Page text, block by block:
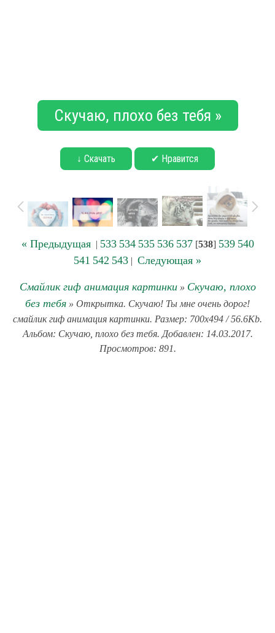
Скучаю, плохо без тебя »
↓ Скачать ✔ Нравится
« Предыдущая| 533 534 535 536 537[538] 539 540
541 542 543 | Следующая »
Смайлик гиф анимация картинки» Скучаю, плохо
без тебя » Открытка. Скучаю! Ты мне очень дорог!
смайлик гиф анимация картинки. Размер: 700x494 / 56.6Kb.
Альбом: Скучаю, плохо без тебя. Добавлен: 14.03.2017.
Просмотров: 891.